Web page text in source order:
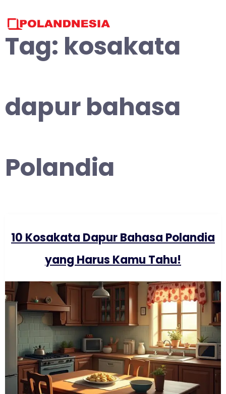
content
Tag: kosakata
dapur bahasa
Polandia
10 Kosakata Dapur Bahasa Polandia
yang Harus Kamu Tahu!